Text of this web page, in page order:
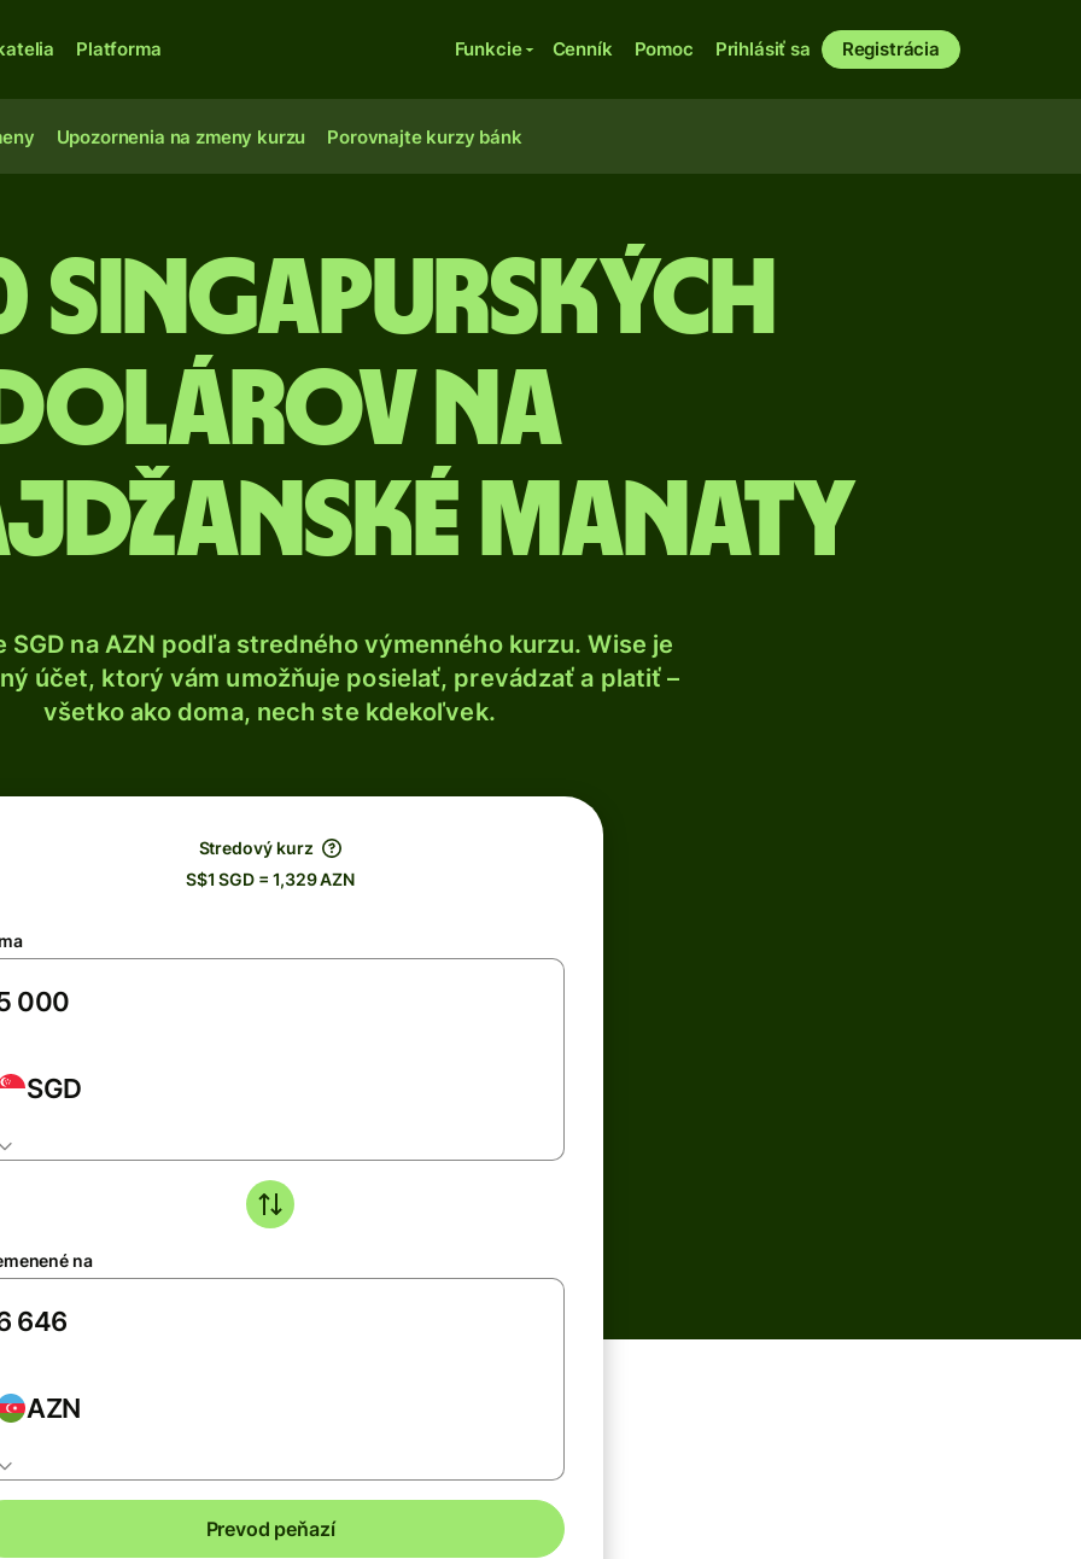
Platforma Funkcie Cenník Pomoc Prihlásiť sa Registrácia
Upozornenia na zmeny kurzu Porovnajte kurzy bánk
Singapurských
na
manaty
SGD na AZN podľa stredného výmenného kurzu. Wise je
účet, ktorý vám umožňuje posielať, prevádzať a platiť –
všetko ako doma, nech ste kdekoľvek.
Stredový kurz
S$1 SGD = 1,329 AZN
SGD
na
AZN
Prevod peňazí